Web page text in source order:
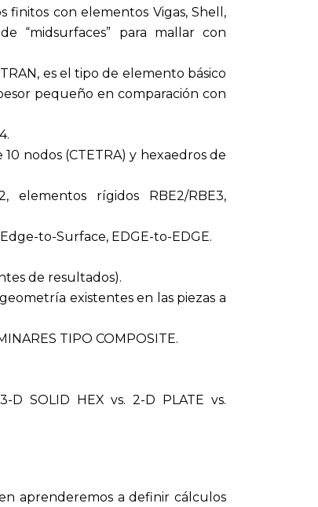
con elementos Vigas, Shell,
“midsurfaces” para mallar con
es el tipo de elemento básico
pequeño en comparación con
nodos (CTETRA) y hexaedros de
elementos rígidos RBE2/RBE3,
to-Surface, EDGE-to-EDGE.
de resultados).
existentes en las piezas a
TIPO COMPOSITE.
SOLID HEX vs. 2-D PLATE vs.
aprenderemos a definir cálculos